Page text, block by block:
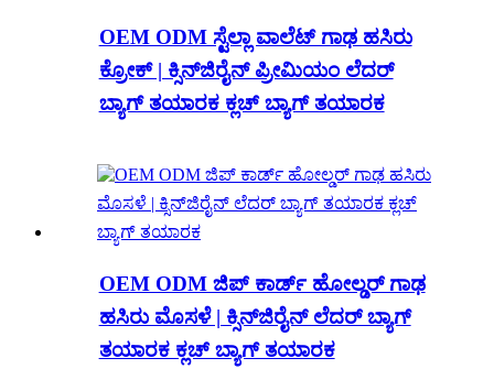
OEM ODM ಸ್ಟೆಲ್ಲಾ ವಾಲೆಟ್ ಗಾಢ ಹಸಿರು
ಕ್ರೋಕ್ | ಕ್ಸಿನ್‌ಜಿರೈನ್ ಪ್ರೀಮಿಯಂ ಲೆದರ್
ಬ್ಯಾಗ್ ತಯಾರಕ ಕ್ಲಚ್ ಬ್ಯಾಗ್ ತಯಾರಕ
OEM ODM ಜಿಪ್ ಕಾರ್ಡ್ ಹೋಲ್ಡರ್ ಗಾಢ
ಹಸಿರು ಮೊಸಳೆ | ಕ್ಸಿನ್‌ಜಿರೈನ್ ಲೆದರ್ ಬ್ಯಾಗ್
ತಯಾರಕ ಕ್ಲಚ್ ಬ್ಯಾಗ್ ತಯಾರಕ